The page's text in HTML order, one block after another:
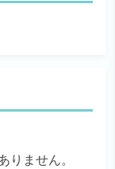
りません。